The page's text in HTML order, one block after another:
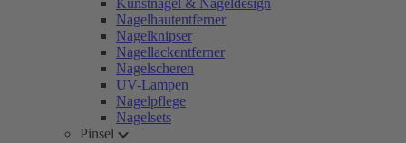
Kunstnägel & Nageldesign
Nagelhautentferner
Nagelknipser
Nagellackentferner
Nagelscheren
UV-Lampen
Nagelpflege
Nagelsets
Pinsel